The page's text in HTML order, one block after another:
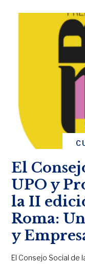
El
UPO y
la II
Roma:
y
El Consejo Social de